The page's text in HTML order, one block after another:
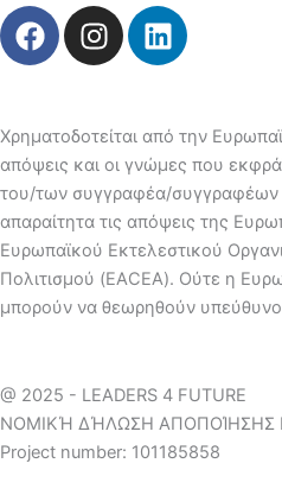
F
a
b
o
o
k
I
n
a
g
r
a
m
L
i
e
d
i
n
Χρηματοδοτείται από την
απόψεις και οι γνώμες που
του/των συγγραφέα/συγγραφέων
απαραίτητα τις απόψεις της
Ευρωπαϊκού Εκτελεστικού
Πολιτισμού (EACEA). Ούτε η
μπορούν να θεωρηθούν
@ 2025 - LEADERS 4 FUTURE
ΝΟΜΙΚΉ ΔΉΛΩΣΗ ΑΠΟΠΟΊΗΣΗΣ
Project number: 101185858